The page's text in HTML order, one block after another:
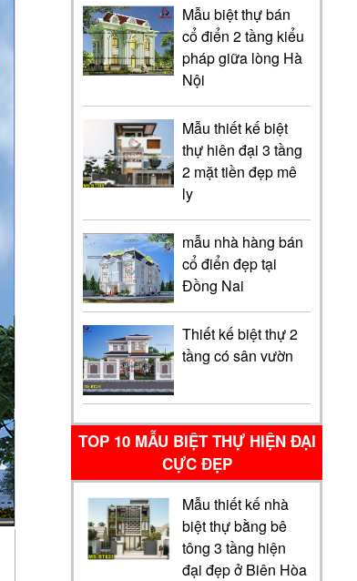
Mẫu biệt thự bán
cổ điển 2 tầng kiểu
pháp giữa lòng Hà
Nội
Mẫu thiết kế biệt
thự hiên đại 3 tầng
2 mặt tiền đẹp mê
ly
mẫu nhà hàng bán
cổ điển đẹp tại
Đồng Nai
Thiết kế biệt thự 2
tầng có sân vườn
TOP 10 MẪU BIỆT THỰ HIỆN ĐẠI
CỰC ĐẸP
Mẫu thiết kế nhà
biệt thự bằng bê
tông 3 tầng hiện
đại đẹp ở Biên Hòa